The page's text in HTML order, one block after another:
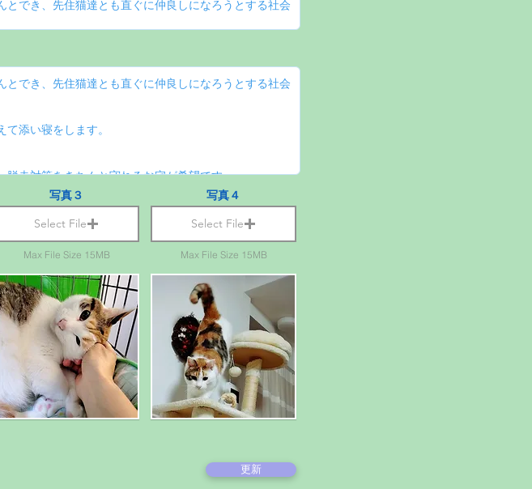
写真３
Select File
Max File Size 15MB
写真４
Select File
Max File Size 15MB
更新